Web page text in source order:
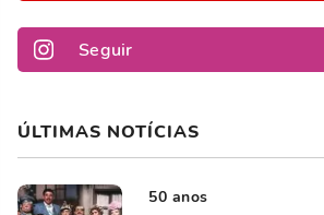
Seguir
ÚLTIMAS NOTÍCIAS
50 anos